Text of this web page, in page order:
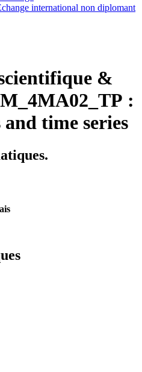
international non diplomant
&
:
time series